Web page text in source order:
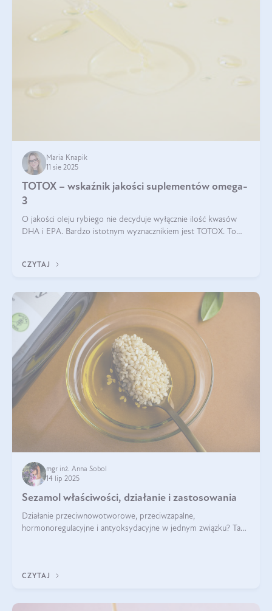
Maria Knapik
11 sie 2025
TOTOX – wskaźnik jakości suplementów omega-
3
O jakości oleju rybiego nie decyduje wyłącznie ilość kwasów
DHA i EPA. Bardzo istotnym wyznacznikiem jest TOTOX. To
CZYTAJ
mgr inż. Anna Sobol
14 lip 2025
Sezamol właściwości, działanie i zastosowania
Działanie przeciwnowotworowe, przeciwzapalne,
hormonoregulacyjne i antyoksydacyjne w jednym związku? Tak
CZYTAJ